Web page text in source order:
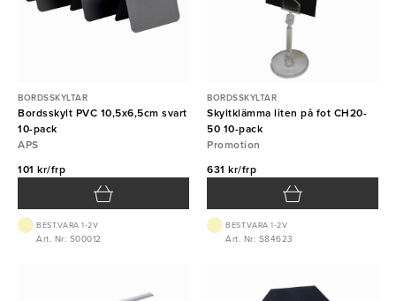
BORDSSKYLTAR
Bordsskylt PVC 10,5x6,5cm svart
10-pack
APS
101 kr/frp
BEST.VARA 1-2V
Art. Nr: S00012
BORDSSKYLTAR
Skyltklämma liten på fot CH20-
50 10-pack
Promotion
631 kr/frp
BEST.VARA 1-2V
Art. Nr: S84623